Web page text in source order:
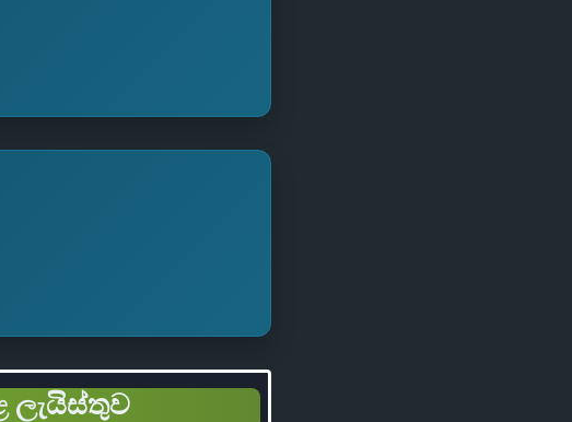
ලැයිස්තුව